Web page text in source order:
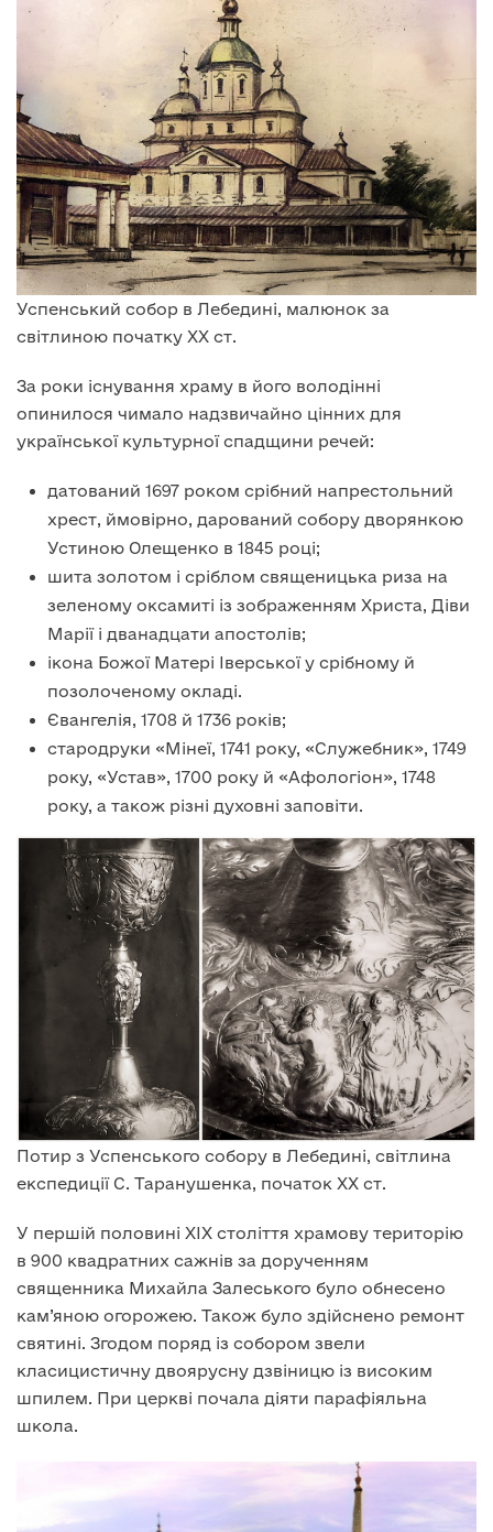
Успенський собор в Лебедині, малюнок за
світлиною початку XX ст.
За роки існування храму в його володінні
опинилося чимало надзвичайно цінних для
української культурної спадщини речей:
датований 1697 роком срібний напрестольний
хрест, ймовірно, дарований собору дворянкою
Устиною Олещенко в 1845 році;
шита золотом і сріблом священицька риза на
зеленому оксамиті із зображенням Христа, Діви
Марії і дванадцати апостолів;
ікона Божої Матері Іверської у срібному й
позолоченому окладі.
Євангелія, 1708 й 1736 років;
стародруки «Мінеї, 1741 року, «Служебник», 1749
року, «Устав», 1700 року й «Афологіон», 1748
року, а також різні духовні заповіти.
Потир з Успенського собору в Лебедині, світлина
експедиції С. Таранушенка, початок XX ст.
У першій половині XIX століття храмову територію
в 900 квадратних сажнів за дорученням
священника Михайла Залеського було обнесено
кам’яною огорожею. Також було здійснено ремонт
святині. Згодом поряд із собором звели
класицистичну двоярусну дзвіницю із високим
шпилем. При церкві почала діяти парафіяльна
школа.